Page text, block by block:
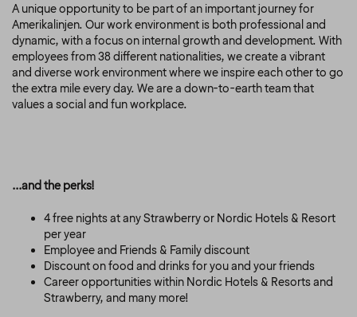
A unique opportunity to be part of an important journey for
Amerikalinjen. Our work environment is both professional and
dynamic, with a focus on internal growth and development. With
employees from 38 different nationalities, we create a vibrant
and diverse work environment where we inspire each other to go
the extra mile every day. We are a down-to-earth team that
values a social and fun workplace.
...and the perks!
4 free nights at any Strawberry or Nordic Hotels & Resort
per year
Employee and Friends & Family discount
Discount on food and drinks for you and your friends
Career opportunities within Nordic Hotels & Resorts and
Strawberry, and many more!